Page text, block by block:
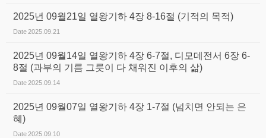
2025년 09월21일 열왕기하 4장 8-16절 (기적의 목적)
Date2025.09.21
2025년 09월14일 열왕기하 4장 6-7절, 디모데전서 6장 6-
8절 (과부의 기름 그릇이 다 채워진 이후의 삶)
Date2025.09.14
2025년 09월07일 열왕기하 4장 1-7절 (넘치면 안되는 은
혜)
Date2025.09.10